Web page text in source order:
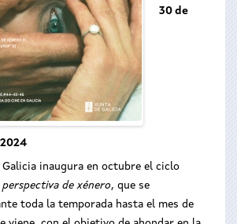
30 de
Galicia inaugura en octubre el ciclo
perspectiva de xénero, que se
toda la temporada hasta el mes de